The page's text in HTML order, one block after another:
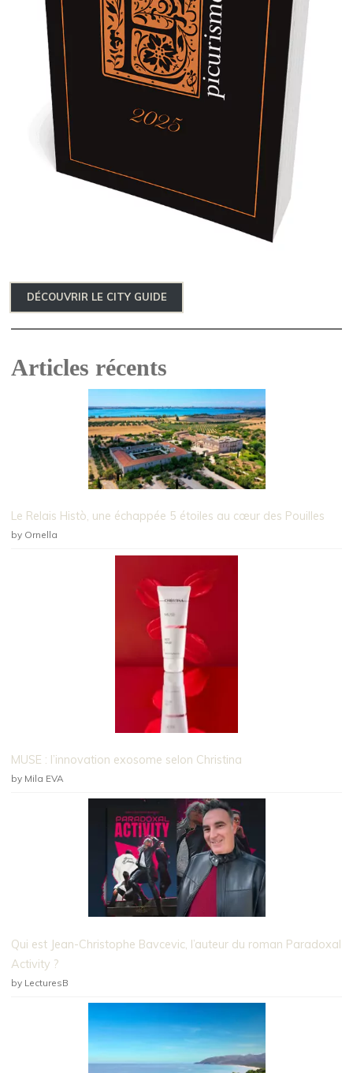
DÉCOUVRIR LE CITY GUIDE
Articles récents
Le Relais Histò, une échappée 5 étoiles au cœur des Pouilles
by Ornella
MUSE : l’innovation exosome selon Christina
by Mila EVA
Qui est Jean-Christophe Bavcevic, l’auteur du roman Paradoxal
Activity ?
by LecturesB